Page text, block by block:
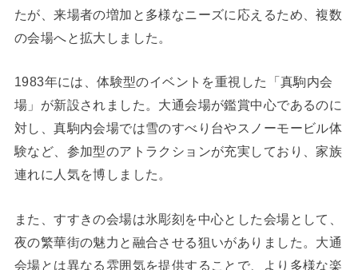
たが、来場者の増加と多様なニーズに応えるため、複数
の会場へと拡大しました。
1983年には、体験型のイベントを重視した「真駒内会
場」が新設されました。大通会場が鑑賞中心であるのに
対し、真駒内会場では雪のすべり台やスノーモービル体
験など、参加型のアトラクションが充実しており、家族
連れに人気を博しました。
また、すすきの会場は氷彫刻を中心とした会場として、
夜の繁華街の魅力と融合させる狙いがありました。大通
会場とは異なる雰囲気を提供することで、より多様な楽